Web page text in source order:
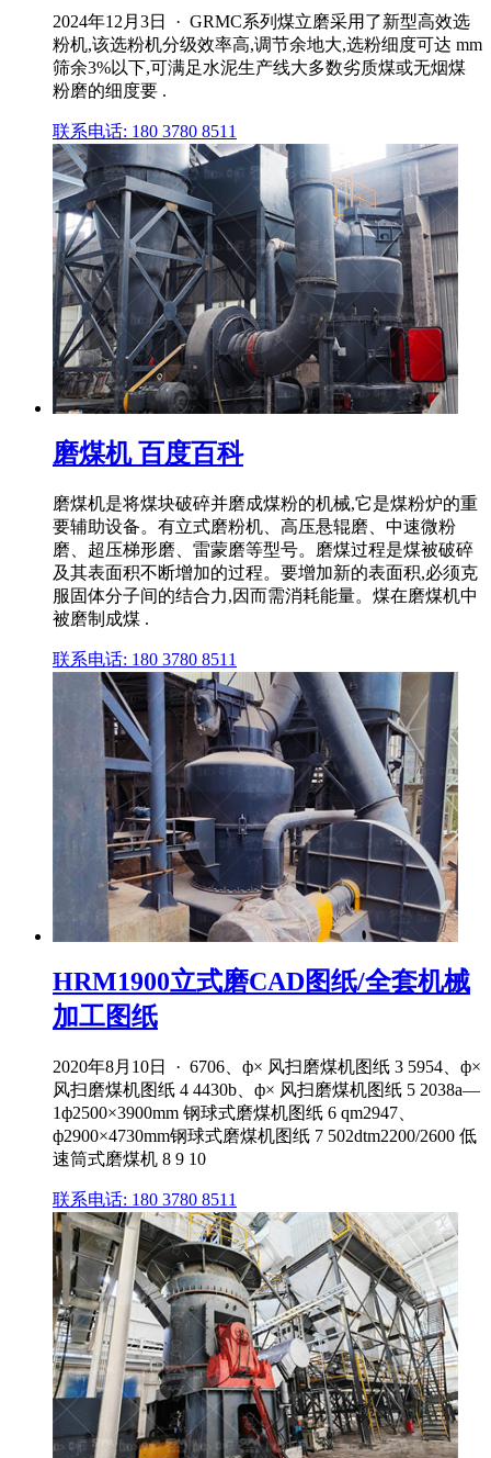
2024年12月3日 · GRMC系列煤立磨采用了新型高效选
粉机,该选粉机分级效率高,调节余地大,选粉细度可达 mm
筛余3%以下,可满足水泥生产线大多数劣质煤或无烟煤
粉磨的细度要 .
联系电话: 180 3780 8511
磨煤机 百度百科
磨煤机是将煤块破碎并磨成煤粉的机械,它是煤粉炉的重
要辅助设备。有立式磨粉机、高压悬辊磨、中速微粉
磨、超压梯形磨、雷蒙磨等型号。磨煤过程是煤被破碎
及其表面积不断增加的过程。要增加新的表面积,必须克
服固体分子间的结合力,因而需消耗能量。煤在磨煤机中
被磨制成煤 .
联系电话: 180 3780 8511
HRM1900立式磨CAD图纸/全套机械
加工图纸
2020年8月10日 · 6706、ф× 风扫磨煤机图纸 3 5954、ф×
风扫磨煤机图纸 4 4430b、ф× 风扫磨煤机图纸 5 2038a—
1ф2500×3900mm 钢球式磨煤机图纸 6 qm2947、
ф2900×4730mm钢球式磨煤机图纸 7 502dtm2200/2600 低
速筒式磨煤机 8 9 10
联系电话: 180 3780 8511